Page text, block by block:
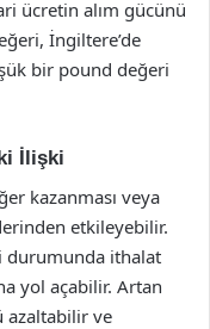
ücretin alım gücünü
İngiltere’de
bir pound değeri
İlişki
kazanması veya
etkileyebilir.
durumunda ithalat
yol açabilir. Artan
azaltabilir ve